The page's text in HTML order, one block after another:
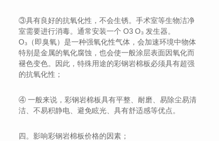
③具有良好的抗氧化性，不会生锈。手术室等生物洁净
室需要进行消毒。通常安装一个 O3 O₃ 发生器。
O₃（即臭氧）是一种强氧化性气体，会加速环境中物体
特别是金属的氧化腐蚀，也会使一般涂层表面因氧化而
褪色变色。因此，特殊用途的彩钢岩棉板必须具有超强
的抗氧化性；
④ 一般来说，彩钢岩棉板具有平整、耐磨、易除尘易清
洁、不易积静电、避免眩光、具有舒适感等优点。
四。影响彩钢岩棉板价格的因素；